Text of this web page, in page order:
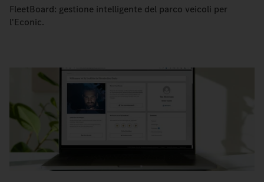
FleetBoard: gestione intelligente del parco veicoli per
l'Econic.